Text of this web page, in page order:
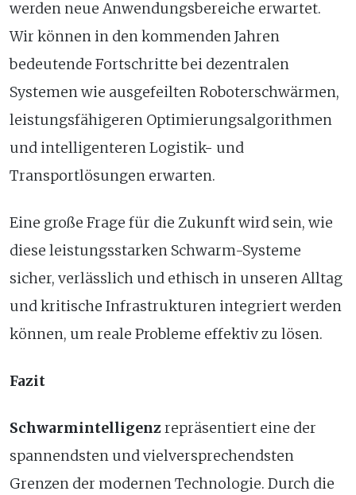
werden neue Anwendungsbereiche erwartet.
Wir können in den kommenden Jahren
bedeutende Fortschritte bei dezentralen
Systemen wie ausgefeilten Roboterschwärmen,
leistungsfähigeren Optimierungsalgorithmen
und intelligenteren Logistik- und
Transportlösungen erwarten.
Eine große Frage für die Zukunft wird sein, wie
diese leistungsstarken Schwarm-Systeme
sicher, verlässlich und ethisch in unseren Alltag
und kritische Infrastrukturen integriert werden
können, um reale Probleme effektiv zu lösen.
Fazit
Schwarmintelligenzrepräsentiert eine der
spannendsten und vielversprechendsten
Grenzen der modernen Technologie. Durch die